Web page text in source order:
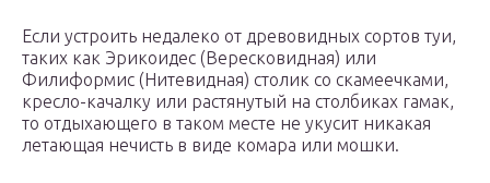
Если устроить недалеко от древовидных сортов туи,
таких как Эрикоидес (Вересковидная) или
Филиформис (Нитевидная) столик со скамеечками,
кресло-качалку или растянутый на столбиках гамак,
то отдыхающего в таком месте не укусит никакая
летающая нечисть в виде комара или мошки.